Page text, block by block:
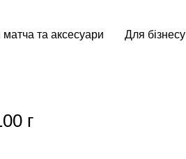
та аксесуари Для бізнесу
г